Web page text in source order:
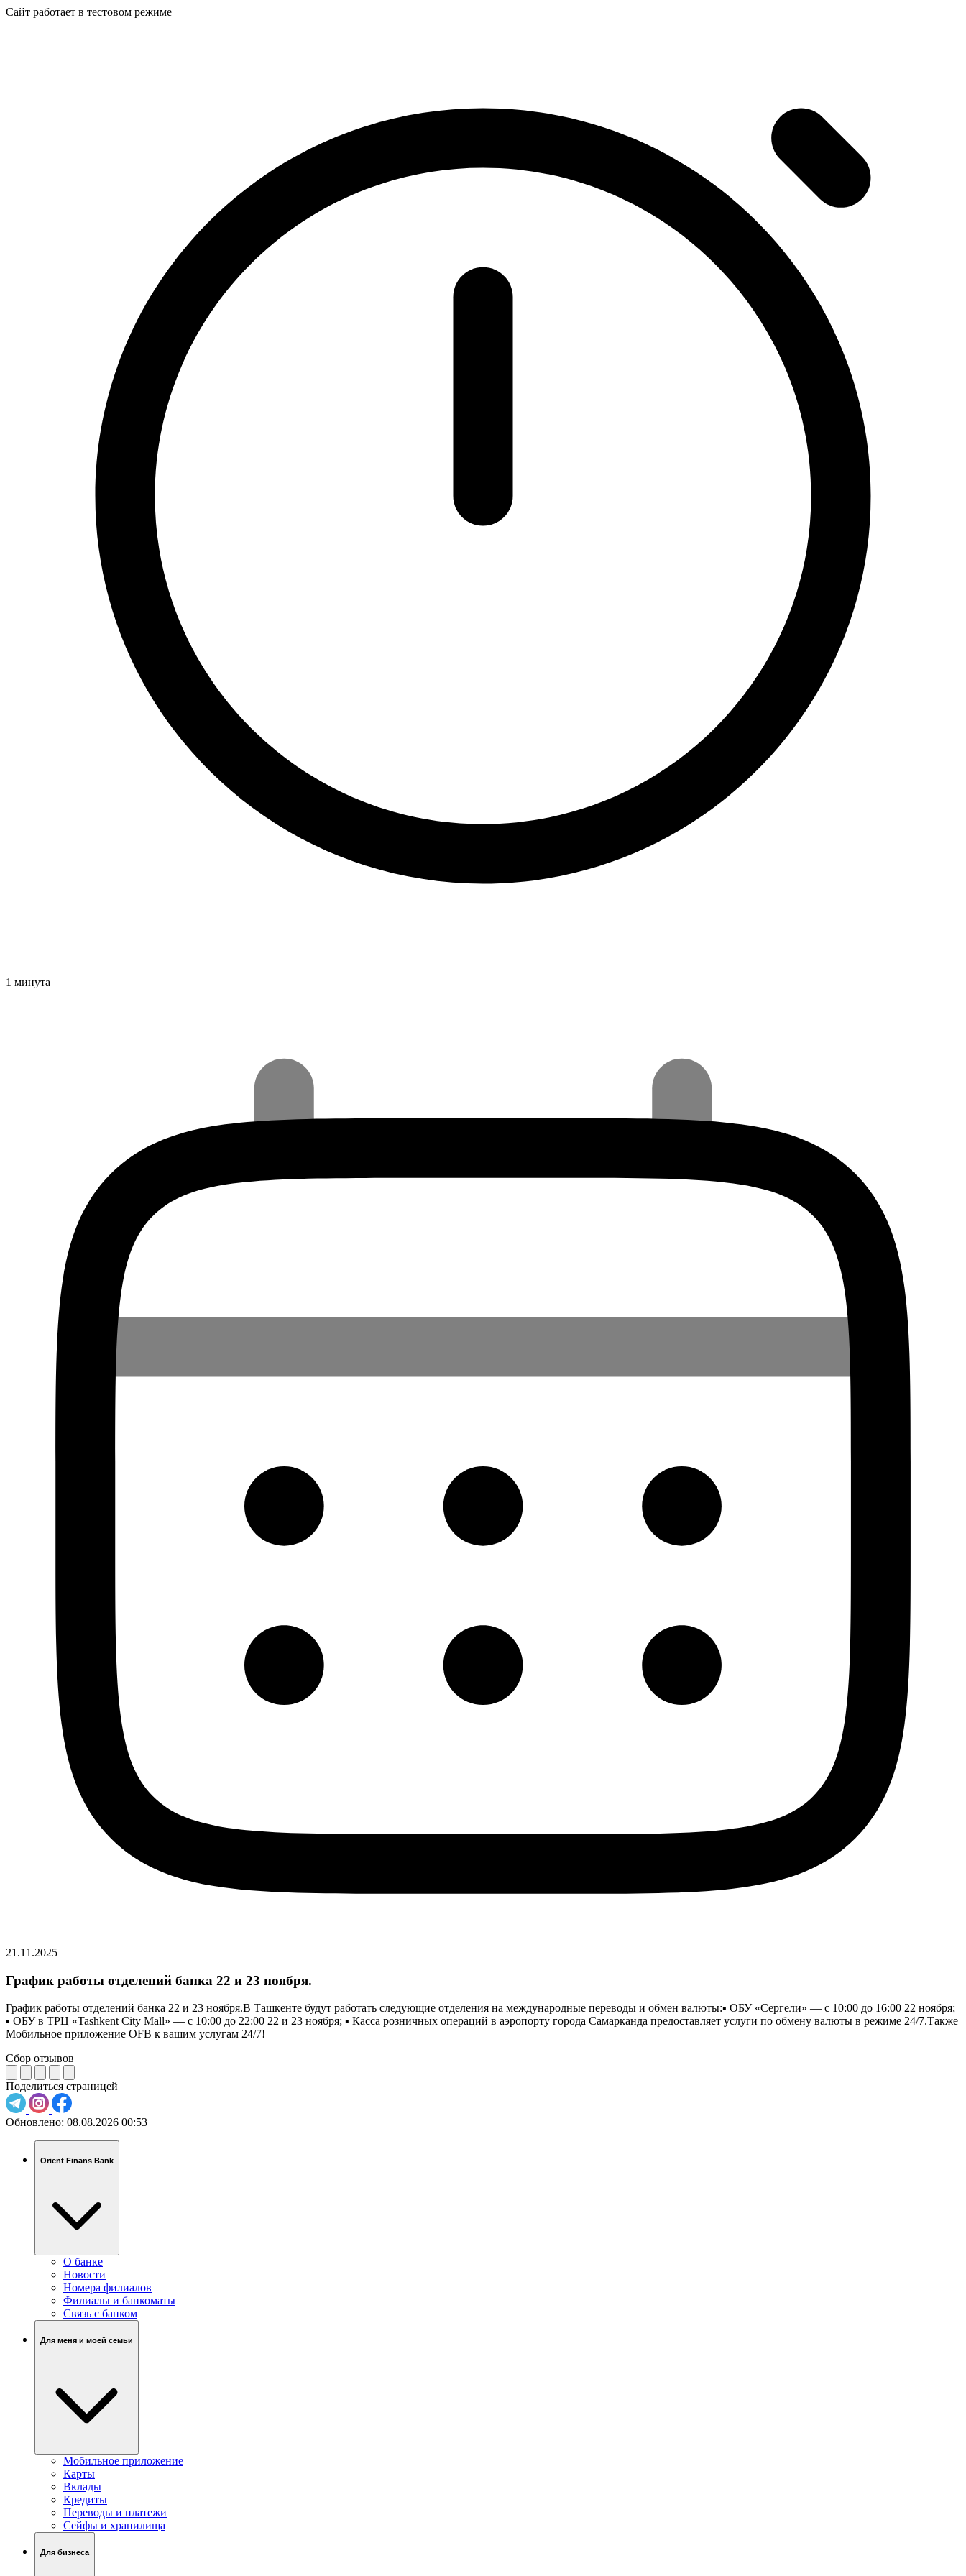
Сайт работает в тестовом режиме
1 минута
21.11.2025
График работы отделений банка 22 и 23 ноября.
График работы отделений банка 22 и 23 ноября.В Ташкенте будут работать следующие отделения на международные переводы и обмен валюты:▪️ ОБУ «Сергели» — с 10:00 до 16:00 22 ноября;
▪️ ОБУ в ТРЦ «Tashkent City Mall» — с 10:00 до 22:00 22 и 23 ноября; ▪️ Касса розничных операций в аэропорту города Самарканда предоставляет услуги по обмену валюты в режиме 24/7.Также
Мобильное приложение OFB к вашим услугам 24/7!
Сбор отзывов
Поделиться страницей
Обновлено: 08.08.2026 00:53
Orient Finans Bank
О банке
Новости
Номера филиалов
Филиалы и банкоматы
Связь c банком
Для меня и моей семьи
Мобильное приложение
Карты
Вклады
Кредиты
Переводы и платежи
Сейфы и хранилища
Для бизнеса